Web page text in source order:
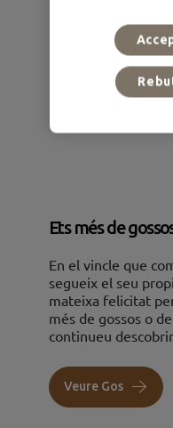
Ets més de
En el vincle que
segueix el seu
mateixa felicitat
més de gossos o
continueu
Veure Gos